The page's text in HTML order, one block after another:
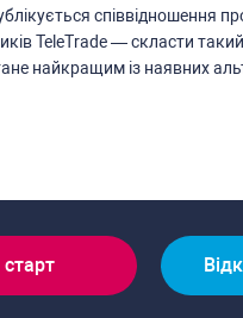
cпіввідношення
TeleTrade — cклаcти
найкращим із наявних